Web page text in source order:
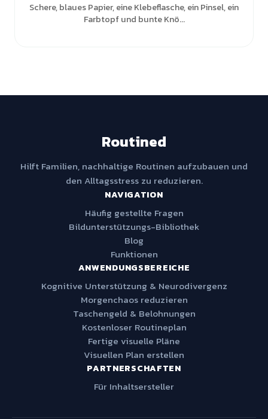
Schere, blaues Papier, eine Klebeflasche, ein Pinsel, ein
Farbtopf und bunte Knö...
Routined
Hilft Familien, nachhaltige Routinen aufzubauen und
den Alltagsstress zu reduzieren.
NAVIGATION
Häufig gestellte Fragen
Bildunterstützungs-Bibliothek
Blog
Funktionen
ANWENDUNGSBEREICHE
Kognitive Unterstützung & Neurodivergenz
Morgenchaos reduzieren
Taschengeld & Belohnungen
Kostenloser Routineplan
Fertige visuelle Pläne
Visuellen Plan erstellen
PARTNERSCHAFTEN
Für Inhaltsersteller